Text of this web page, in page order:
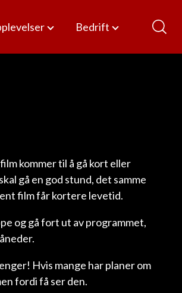
Bedrift
kommer til å gå kort eller
gå en god stund, det samme
film får kortere levetid.
og gå fort ut av programmet,
Hvis mange har planer om
fordi få ser den.